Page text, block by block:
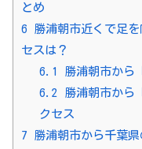
とめ
6 勝浦朝市近くで足
セスは？
6.1
勝浦朝市から
6.2
勝浦朝市から
クセス
7 勝浦朝市から千葉